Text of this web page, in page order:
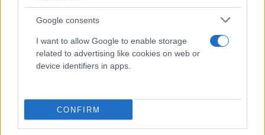
Google consents
I want to allow Google to enable storage
related to advertising like cookies on web or
device identifiers in apps.
CONFIRM